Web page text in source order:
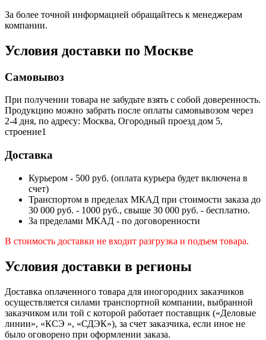
За более точной информацией обращайтесь к менеджерам
компании.
Условия доставки по Москве
Самовывоз
При получении товара не забудьте взять с собой доверенность.
Продукцию можно забрать после оплаты самовывозом через
2-4 дня, по адресу: Москва, Огородный проезд дом 5,
строение1
Доставка
Курьером - 500 руб. (оплата курьера будет включена в
счет)
Транспортом в пределах МКАД при стоимости заказа до
30 000 руб. - 1000 руб., свыше 30 000 руб. - бесплатно.
За пределами МКАД - по договоренности
В стоимость доставки не входит разгрузка и подъем товара.
Условия доставки в регионы
Доставка оплаченного товара для иногородних заказчиков
осуществляется силами транспортной компании, выбранной
заказчиком или той с которой работает поставщик («Деловые
линии», «КСЭ », «СДЭК»), за счет заказчика, если иное не
было оговорено при оформлении заказа.